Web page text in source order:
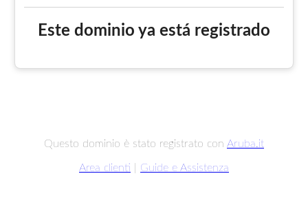
Este dominio ya está registrado
Questo dominio è stato registrato con Aruba.it
Area clienti Guide e Assistenza